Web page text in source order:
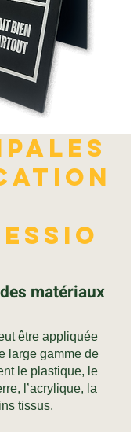
matériaux
être appliquée
large gamme de
le plastique, le
l’acrylique, la
tissus.